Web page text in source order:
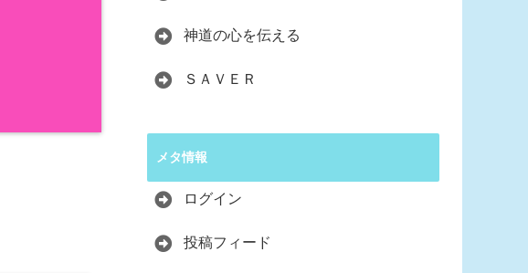
神道の心を伝える
ＳＡＶＥＲ
メタ情報
ログイン
投稿フィード